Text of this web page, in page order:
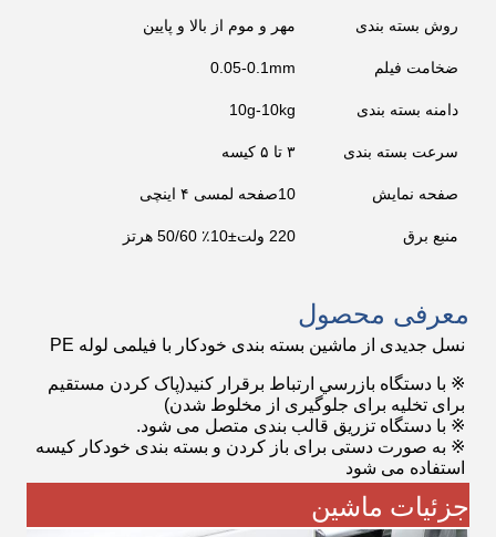
روش بسته بندی مهر و موم از بالا و پایین
ضخامت فیلم 0.05-0.1mm
دامنه بسته بندی 10g-10kg
سرعت بسته بندی ۳ تا ۵ کیسه
صفحه نمایش 10صفحه لمسی ۴ اینچی
منبع برق 220 ولت±10٪ 50/60 هرتز
معرفی محصول
نسل جدیدی از ماشین بسته بندی خودکار با فیلمی لوله PE
※ با دستگاه بازرسي ارتباط برقرار کنيد(پاک کردن مستقیم
برای تخلیه برای جلوگیری از مخلوط شدن)
※ با دستگاه تزریق قالب بندی متصل می شود.
※ به صورت دستی برای باز کردن و بسته بندی خودکار کیسه
استفاده می شود
جزئیات ماشین